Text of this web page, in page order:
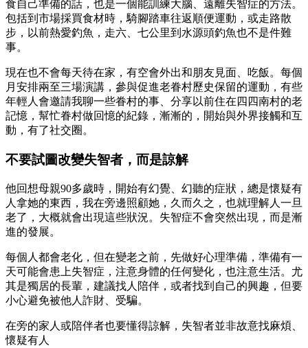
食自己準備的話，也是一個能訓練大腦、遠離失智症的方法。
包括到市場採買食材時，騎腳踏車往返順便運動，或走路散
步，以前熱愛釣魚，走六、七公里到水源頭釣魚也不是件難
事。
現在也不會每天待在家，有空會外出和朋友見面、吃飯。每個
月安排兩至三場演講，參與促進老眷村歷史保留的運動，有些
年輕人會邀請我聊一些眷村的事、分享以前住在四四南村的老
記憶，幫忙眷村做回憶的紀錄，漸漸的，開始與外界接觸和互
動，有了社交圈。
不要試圖改變失智者，而是諒解
他回想母親90多歲時，開始有幻覺、幻聽的症狀，總是懷疑有
人拿她的東西，我在旁邊照顧她，久而久之，也就理解人一旦
老了，大概就會出現這些狀況。失智症不會突然出現，而是漸
進的發展。
每個人都會老化，但在變老之前，先做好心理準備，準備有一
天可能會患上失智症，注意身體的任何變化，也注意生活。尤
其是獨居的長輩，建議找人陪伴，或者找到自己的興趣，但要
小心避免被他人詐財、受騙。
在旁的家人或陪伴者也要懂得諒解，失智者並非故意找麻煩、
懷疑有人